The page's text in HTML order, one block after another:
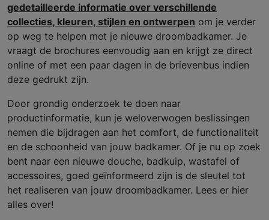
gedetailleerde informatie over verschillende
collecties, kleuren, stijlen en ontwerpen om je verder
op weg te helpen met je nieuwe droombadkamer. Je
vraagt de brochures eenvoudig aan en krijgt ze direct
online of met een paar dagen in de brievenbus indien
deze gedrukt zijn.
Door grondig onderzoek te doen naar
productinformatie, kun je weloverwogen beslissingen
nemen die bijdragen aan het comfort, de functionaliteit
en de schoonheid van jouw badkamer. Of je nu op zoek
bent naar een nieuwe douche, badkuip, wastafel of
accessoires, goed geïnformeerd zijn is de sleutel tot
het realiseren van jouw droombadkamer. Lees er hier
alles over!